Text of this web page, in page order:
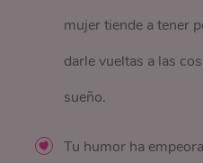
mujer tiende a tener
darle vueltas a las
sueño.
Tu humor ha